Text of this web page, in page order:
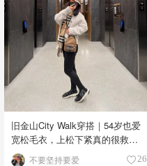
旧金山City Walk穿搭｜54岁也爱
宽松毛衣，上松下紧真的很救比
例
不要坚持要爱 26